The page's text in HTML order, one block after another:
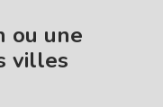
ou une
villes